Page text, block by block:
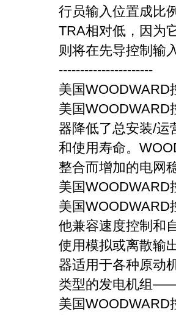
行员输入位置成比
TRA相对低，因为
则将在先导控制输
----------------------
美国WOODWARD
美国WOODWARD
器降低了总安装/运
和使用寿命。
整合而增加的电网
美国WOODWARD
美国WOODWARD
他兼容速度控制和
使用模拟或离散输
器适用于各种原动
类型的发电机组
美国WOODWARD